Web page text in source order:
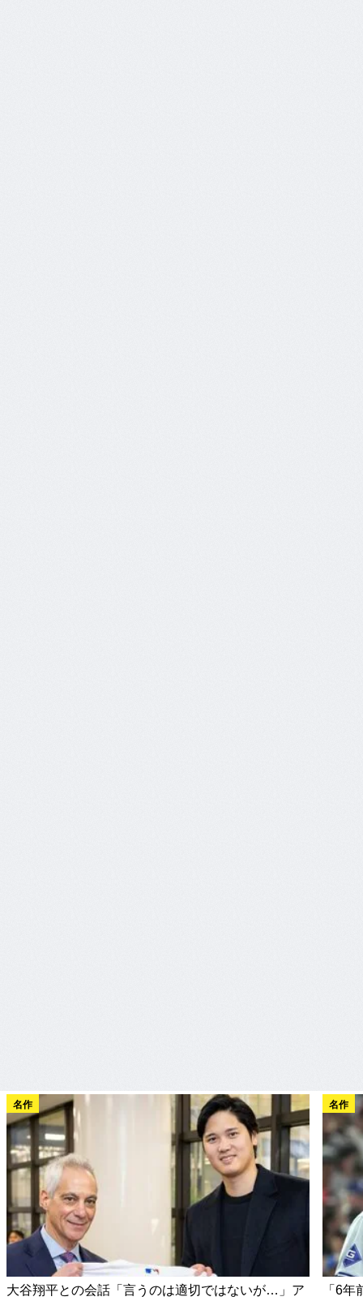
名作
大谷翔平との会話「言うのは適切ではないが…」ア
名作
「6